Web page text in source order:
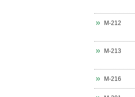
M-212
M-213
M-216